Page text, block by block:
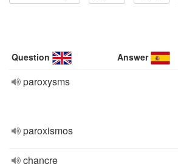
Question Answer
paroxysms
paroxismos
chancre